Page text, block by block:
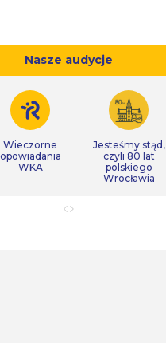
Nasze audycje
Wieczorne
opowiadania
WKA
Jesteśmy stąd,
czyli 80 lat
polskiego
Wrocławia